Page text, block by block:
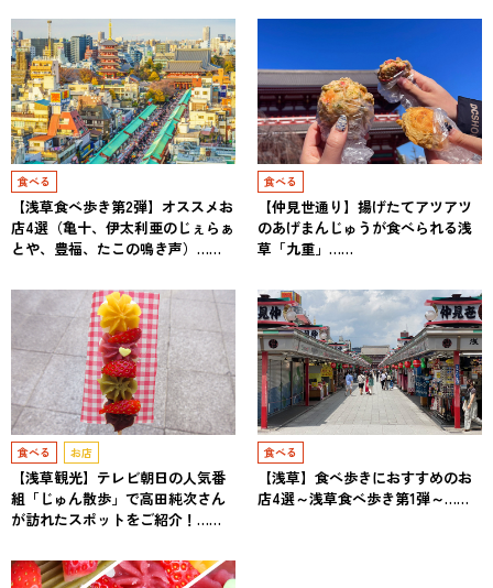
食べる
【浅草食べ歩き第2弾】オススメお
店4選（亀十、伊太利亜のじぇらぁ
とや、豊福、たこの鳴き声）……
食べる
【仲見世通り】揚げたてアツアツ
のあげまんじゅうが食べられる浅
草「九重」……
食べる お店
【浅草観光】テレビ朝日の人気番
組「じゅん散歩」で高田純次さん
が訪れたスポットをご紹介！……
食べる
【浅草】食べ歩きにおすすめのお
店4選～浅草食べ歩き第1弾～……